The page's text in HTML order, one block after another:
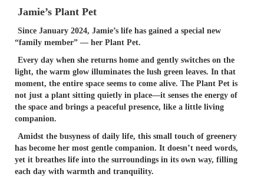
Jamie’s Plant Pet
Since January 2024, Jamie’s life has gained a special new
“family member” — her Plant Pet.
Every day when she returns home and gently switches on the
light, the warm glow illuminates the lush green leaves. In that
moment, the entire space seems to come alive. The Plant Pet is
not just a plant sitting quietly in place—it senses the energy of
the space and brings a peaceful presence, like a little living
companion.
Amidst the busyness of daily life, this small touch of greenery
has become her most gentle companion. It doesn’t need words,
yet it breathes life into the surroundings in its own way, filling
each day with warmth and tranquility.